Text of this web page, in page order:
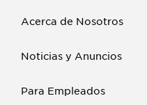
Acerca de Nosotros
Noticias y Anuncios
Para Empleados